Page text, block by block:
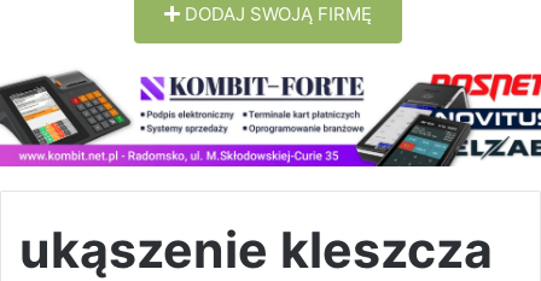
DODAJ SWOJĄ FIRMĘ
ukąszenie kleszcza